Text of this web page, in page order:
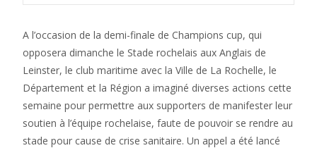
A l’occasion de la demi-finale de Champions cup, qui
opposera dimanche le Stade rochelais aux Anglais de
Leinster, le club maritime avec la Ville de La Rochelle, le
Département et la Région a imaginé diverses actions cette
semaine pour permettre aux supporters de manifester leur
soutien à l’équipe rochelaise, faute de pouvoir se rendre au
stade pour cause de crise sanitaire. Un appel a été lancé